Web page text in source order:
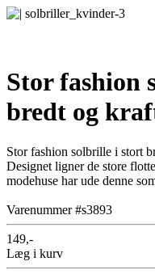
Stor fashion
bredt og
Stor fashion solbrille i stort
Designet ligner de store
modehuse har ude denne
Varenummer #s3893
149,-
Læg i kurv